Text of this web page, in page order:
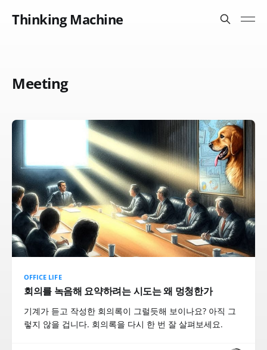
Thinking Machine
Meeting
OFFICE LIFE
회의를 녹음해 요약하려는 시도는 왜 멍청한가
기계가 듣고 작성한 회의록이 그럴듯해 보이나요? 아직 그
렇지 않을 겁니다. 회의록을 다시 한 번 잘 살펴보세요.